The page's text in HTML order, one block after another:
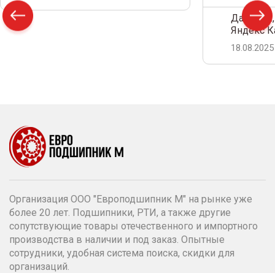
Дамир
Яндекс
18.08.2025
Организация ООО "Европодшипник М" на рынке уже
более 20 лет. Подшипники, РТИ, а также другие
сопутствующие товары отечественного и импортного
производства в наличии и под заказ. Опытные
сотрудники, удобная система поиска, скидки для
организаций.